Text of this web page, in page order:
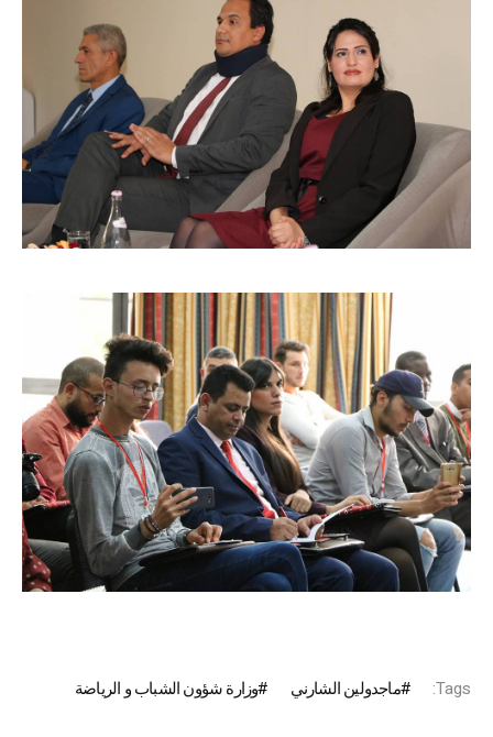
Tags: ماجدولين الشارني وزارة شؤون الشباب و الرياضة